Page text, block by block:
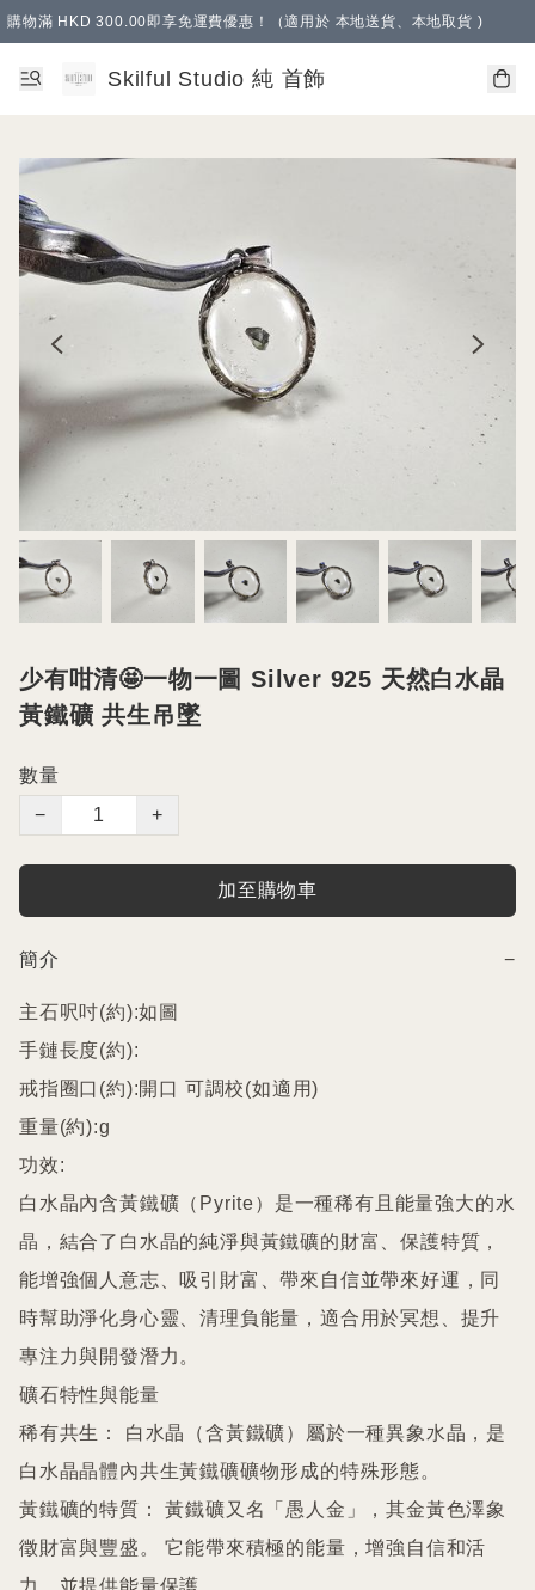
購物滿 HKD 300.00即享免運費優惠！（適用於 本地送貨、本地取貨 )
Skilful Studio 純 首飾
少有咁清🤩一物一圖 Silver 925 天然白水晶
黃鐵礦 共生吊墜
數量
−
+
加至購物車
簡介 −
主石呎吋(約):如圖
手鏈長度(約):
戒指圈口(約):開口 可調校(如適用)
重量(約):g
功效:
白水晶內含黃鐵礦（Pyrite）是一種稀有且能量強大的水
晶，結合了白水晶的純淨與黃鐵礦的財富、保護特質，
能增強個人意志、吸引財富、帶來自信並帶來好運，同
時幫助淨化身心靈、清理負能量，適合用於冥想、提升
專注力與開發潛力。
礦石特性與能量
稀有共生： 白水晶（含黃鐵礦）屬於一種異象水晶，是
白水晶晶體內共生黃鐵礦礦物形成的特殊形態。
黃鐵礦的特質： 黃鐵礦又名「愚人金」，其金黃色澤象
徵財富與豐盛。 它能帶來積極的能量，增強自信和活